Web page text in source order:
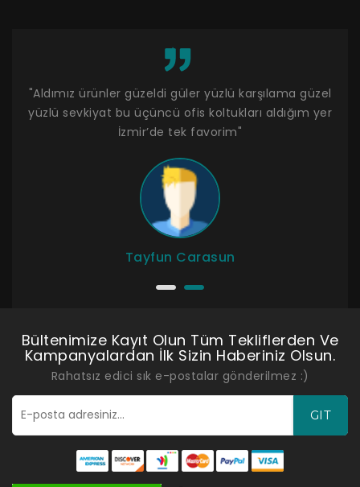
"Aldımız ürünler güzeldi güler yüzlü karşılama güzel
yüzlü sevkiyat bu üçüncü ofis koltukları aldığım yer
İzmir’de tek favorim"
Tayfun Carasun
Bültenimize Kayıt Olun Tüm Tekliflerden Ve
Kampanyalardan İlk Sizin Haberiniz Olsun.
Rahatsız edici sık e-postalar gönderilmez :)
GIT